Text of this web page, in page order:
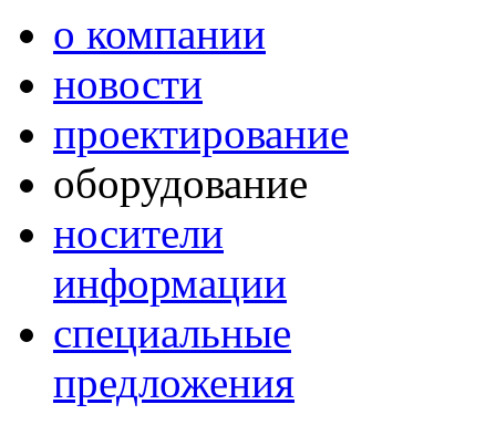
о компании
новости
проектирование
оборудование
носители
информации
специальные
предложения